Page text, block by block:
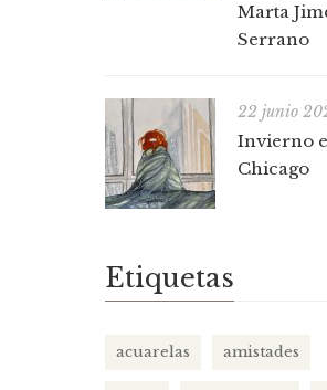
Marta
Serrano
22 junio
Invierno
Chicago
Etiquetas
acuarelas amistades